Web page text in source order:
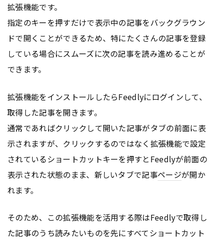
拡張機能です。
指定のキーを押すだけで表示中の記事をバックグラウン
ドで開くことができるため、特にたくさんの記事を登録
している場合にスムーズに次の記事を読み進めることが
できます。
拡張機能をインストールしたらFeedlyにログインして、
取得した記事を開きます。
通常であればクリックして開いた記事がタブの前面に表
示されますが、クリックするのではなく拡張機能で設定
されているショートカットキーを押すとFeedlyが前面の
表示された状態のまま、新しいタブで記事ページが開か
れます。
そのため、この拡張機能を活用する際はFeedlyで取得し
た記事のうち読みたいものを先にすべてショートカット